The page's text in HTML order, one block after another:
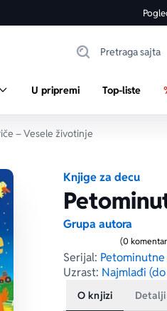
U pripremi Top-liste
– Vesele životinje
Knjige za decu
Grupa autora
(0
Serijal:
Uzrast: Najmlađi
O knjizi